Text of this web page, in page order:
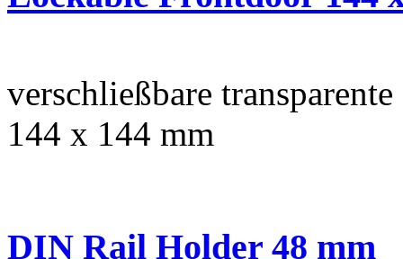
verschließbare
144 x 144 mm
DIN Rail Holder 48 mm